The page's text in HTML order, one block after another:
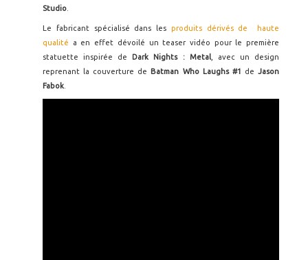
Studio
Le fabricant spécialisé dans les produits dérivés de haute
qualité a en effet dévoilé un teaser vidéo pour le première
statuette inspirée de Dark Nights : Metal, avec un design
reprenant la couverture de Batman Who Laughs #1 deJason
Fabok